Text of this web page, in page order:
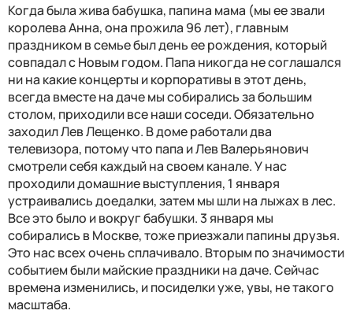
Когда была жива бабушка, папина мама (мы ее звали
королева Анна, она прожила 96 лет), главным
праздником в семье был день ее рождения, который
совпадал с Новым годом. Папа никогда не соглашался
ни на какие концерты и корпоративы в этот день,
всегда вместе на даче мы собирались за большим
столом, приходили все наши соседи. Обязательно
заходил Лев Лещенко. В доме работали два
телевизора, потому что папа и Лев Валерьянович
смотрели себя каждый на своем канале. У нас
проходили домашние выступления, 1 января
устраивались доедалки, затем мы шли на лыжах в лес.
Все это было и вокруг бабушки. 3 января мы
собирались в Москве, тоже приезжали папины друзья.
Это нас всех очень сплачивало. Вторым по значимости
событием были майские праздники на даче. Сейчас
времена изменились, и посиделки уже, увы, не такого
масштаба.